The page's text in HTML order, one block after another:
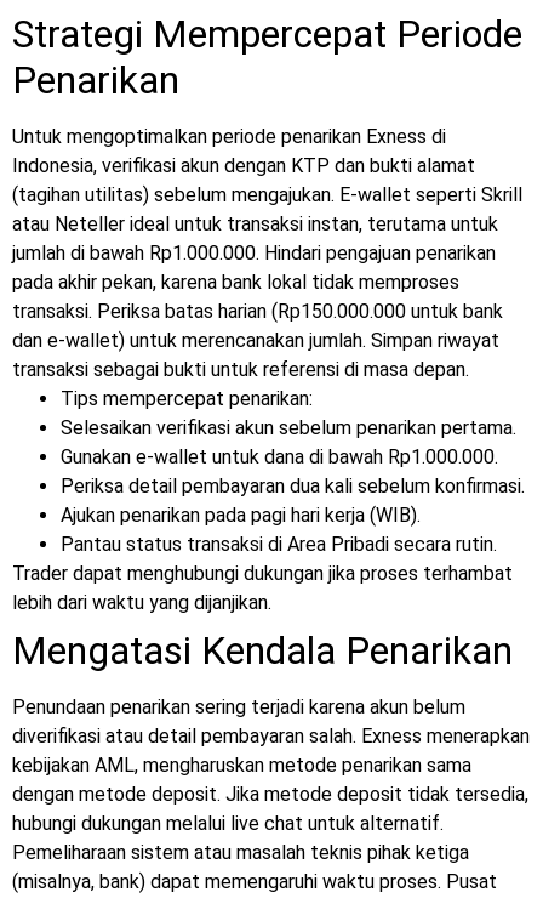
Strategi Mempercepat Periode
Penarikan
Untuk mengoptimalkan periode penarikan Exness di
Indonesia, verifikasi akun dengan KTP dan bukti alamat
(tagihan utilitas) sebelum mengajukan. E-wallet seperti Skrill
atau Neteller ideal untuk transaksi instan, terutama untuk
jumlah di bawah Rp1.000.000. Hindari pengajuan penarikan
pada akhir pekan, karena bank lokal tidak memproses
transaksi. Periksa batas harian (Rp150.000.000 untuk bank
dan e-wallet) untuk merencanakan jumlah. Simpan riwayat
transaksi sebagai bukti untuk referensi di masa depan.
Tips mempercepat penarikan:
Selesaikan verifikasi akun sebelum penarikan pertama.
Gunakan e-wallet untuk dana di bawah Rp1.000.000.
Periksa detail pembayaran dua kali sebelum konfirmasi.
Ajukan penarikan pada pagi hari kerja (WIB).
Pantau status transaksi di Area Pribadi secara rutin.
Trader dapat menghubungi dukungan jika proses terhambat
lebih dari waktu yang dijanjikan.
Mengatasi Kendala Penarikan
Penundaan penarikan sering terjadi karena akun belum
diverifikasi atau detail pembayaran salah. Exness menerapkan
kebijakan AML, mengharuskan metode penarikan sama
dengan metode deposit. Jika metode deposit tidak tersedia,
hubungi dukungan melalui live chat untuk alternatif.
Pemeliharaan sistem atau masalah teknis pihak ketiga
(misalnya, bank) dapat memengaruhi waktu proses. Pusat